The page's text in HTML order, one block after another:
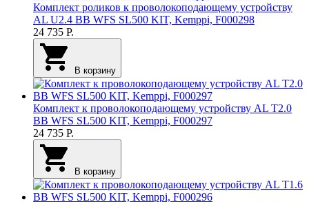
Комплект роликов к проволокоподающему устройству
AL U2.4 BB WFS SL500 KIT, Kemppi, F000298
24 735 Р.
В корзину
Комплект к проволокоподающему устройству AL T2.0
BB WFS SL500 KIT, Kemppi, F000297
24 735 Р.
В корзину